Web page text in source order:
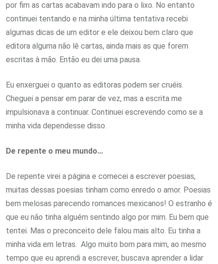
por fim as cartas acabavam indo para o lixo. No entanto
continuei tentando e na minha última tentativa recebi
algumas dicas de um editor e ele deixou bem claro que
editora alguma não lê cartas, ainda mais as que forem
escritas à mão. Então eu dei uma pausa.
Eu enxerguei o quanto as editoras podem ser cruéis.
Cheguei a pensar em parar de vez, mas a escrita me
impulsionava a continuar. Continuei escrevendo como se a
minha vida dependesse disso.
De repente o meu mundo…
De repente virei a página e comecei a escrever poesias,
muitas dessas poesias tinham como enredo o amor. Poesias
bem melosas parecendo romances mexicanos! O estranho é
que eu não tinha alguém sentindo algo por mim. Eu bem que
tentei. Mas o preconceito dele falou mais alto. Eu tinha a
minha vida em letras. Algo muito bom para mim, ao mesmo
tempo que eu aprendi a escrever, buscava aprender a lidar